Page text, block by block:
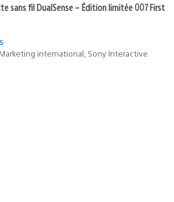
sans fil DualSense – Édition limitée 007 First
international, Sony Interactive